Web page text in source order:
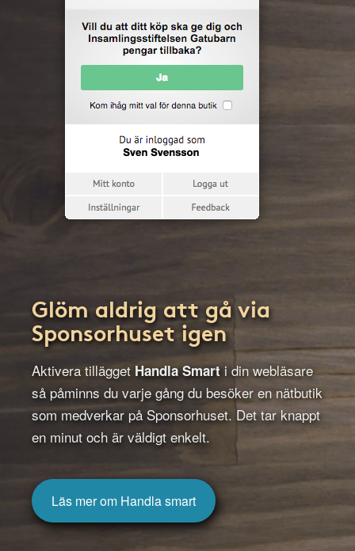
Glöm aldrig att gå via
Sponsorhuset igen
Aktivera tillägget Handla Smarti din webläsare
så påminns du varje gång du besöker en nätbutik
som medverkar på Sponsorhuset. Det tar knappt
en minut och är väldigt enkelt.
Läs mer om Handla smart